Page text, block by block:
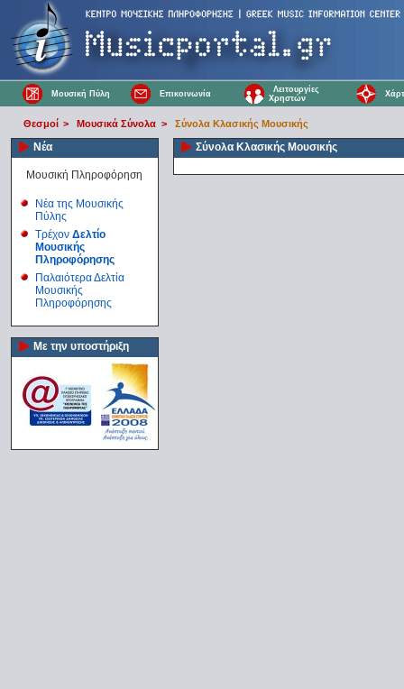
Μουσική Πύλη Επικοινωνία
Λειτουργίες
Χρηστών
Θεσμοί > Μουσικά Σύνολα > Σύνολα Κλασικής Μουσικής
Νέα
Μουσική Πληροφόρηση
Νέα της Μουσικής
Πύλης
Τρέχον Δελτίο
Μουσικής
Πληροφόρησης
Παλαιότερα Δελτία
Μουσικής
Πληροφόρησης
Με την υποστήριξη
Σύνολα Κλασικής Μουσικής